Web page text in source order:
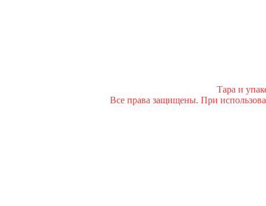
Тара и
Все права защищены. При